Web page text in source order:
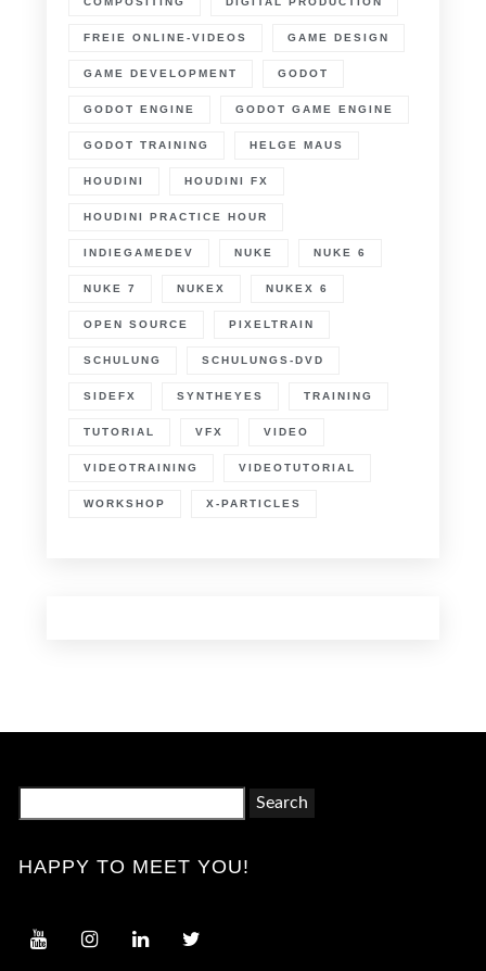
FREIE ONLINE-VIDEOS GAME DESIGN
GAME DEVELOPMENT GODOT
GODOT ENGINE GODOT GAME ENGINE
GODOT TRAINING HELGE MAUS
HOUDINI HOUDINI FX
HOUDINI PRACTICE HOUR
INDIEGAMEDEV NUKE NUKE 6
NUKE 7 NUKEX NUKEX 6
OPEN SOURCE PIXELTRAIN
SCHULUNG SCHULUNGS-DVD
SIDEFX SYNTHEYES TRAINING
TUTORIAL VFX VIDEO
VIDEOTRAINING VIDEOTUTORIAL
WORKSHOP X-PARTICLES
HAPPY TO MEET YOU!